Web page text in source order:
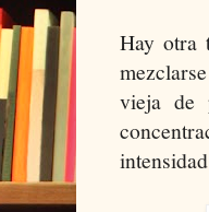
Hay otra
vieja de